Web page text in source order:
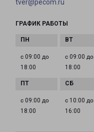
tver@pecom.ru
ГРАФИК РАБОТЫ
с 09:00 до
18:00
с 09:00 до
18:00
с 09:00 до
18:00
с 10:00 до
16:00